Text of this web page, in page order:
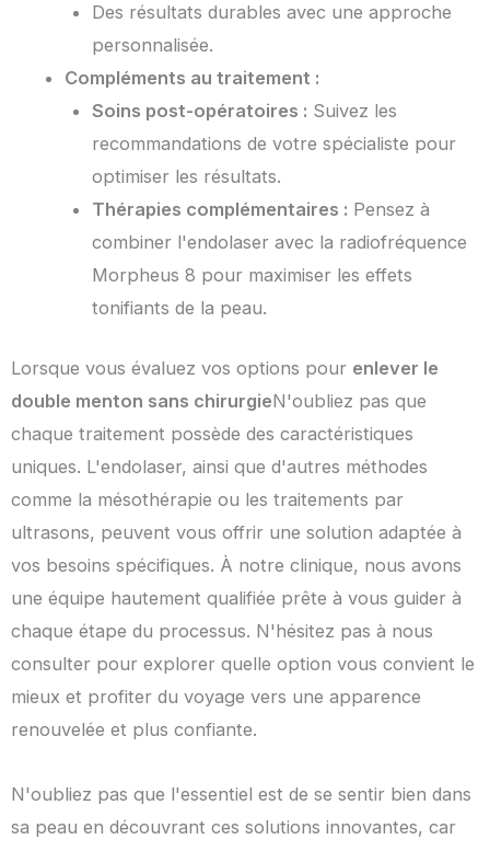
Des résultats durables avec une approche
personnalisée.
Compléments au traitement :
Soins post-opératoires : Suivez les
recommandations de votre spécialiste pour
optimiser les résultats.
Thérapies complémentaires : Pensez à
combiner l'endolaser avec la radiofréquence
Morpheus 8 pour maximiser les effets
tonifiants de la peau.
Lorsque vous évaluez vos options pour enlever le
double menton sans chirurgieN'oubliez pas que
chaque traitement possède des caractéristiques
uniques. L'endolaser, ainsi que d'autres méthodes
comme la mésothérapie ou les traitements par
ultrasons, peuvent vous offrir une solution adaptée à
vos besoins spécifiques. À notre clinique, nous avons
une équipe hautement qualifiée prête à vous guider à
chaque étape du processus. N'hésitez pas à nous
consulter pour explorer quelle option vous convient le
mieux et profiter du voyage vers une apparence
renouvelée et plus confiante.
N'oubliez pas que l'essentiel est de se sentir bien dans
sa peau en découvrant ces solutions innovantes, car